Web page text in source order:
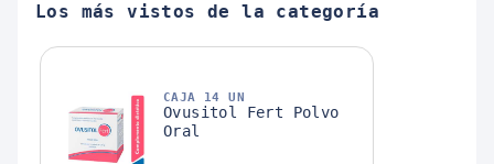
Los más vistos de la categoría
CAJA 14 UN
Ovusitol Fert Polvo
Oral